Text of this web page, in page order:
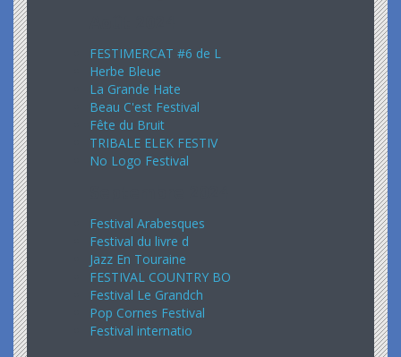
FESTIMERCAT #6 de L
Herbe Bleue
La Grande Hate
Beau C'est Festival
Fête du Bruit
TRIBALE ELEK FESTIV
No Logo Festival
Festival Arabesques
Festival du livre d
Jazz En Touraine
FESTIVAL COUNTRY BO
Festival Le Grandch
Pop Cornes Festival
Festival internatio